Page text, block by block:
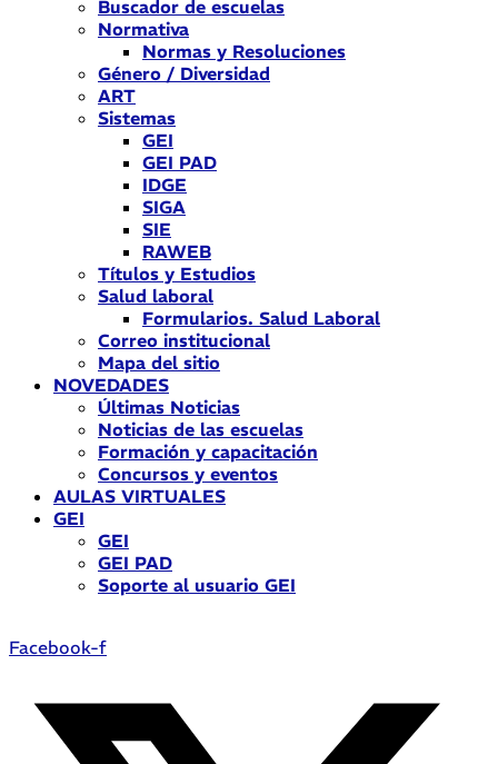
Buscador de escuelas
Normativa
Normas y Resoluciones
Género / Diversidad
ART
Sistemas
GEI
GEI PAD
IDGE
SIGA
SIE
RAWEB
Títulos y Estudios
Salud laboral
Formularios. Salud Laboral
Correo institucional
Mapa del sitio
NOVEDADES
Últimas Noticias
Noticias de las escuelas
Formación y capacitación
Concursos y eventos
AULAS VIRTUALES
GEI
GEI
GEI PAD
Soporte al usuario GEI
Facebook-f